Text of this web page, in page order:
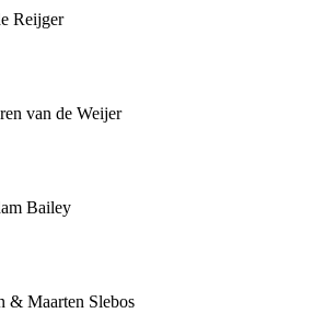
Reijger
van de Weijer
Bailey
& Maarten Slebos